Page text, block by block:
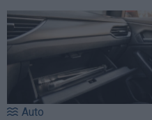
Auto